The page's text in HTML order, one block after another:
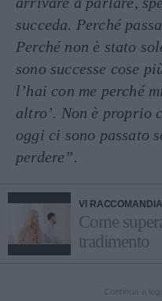
succeda. Perché
Perché non è stato
sono successe cose
l’hai con me perché
altro’. Non è proprio
oggi ci sono passato
perdere”.
VI
Come
tradimento